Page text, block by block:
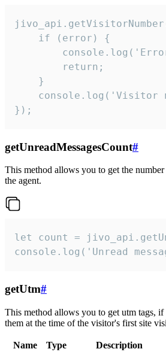
    if (error) {
        return;
    }
console.log('Visitor
});
getUnreadMessagesCount#
This method allows you to get the
the agent.
let count =
console.log('Unread
getUtm#
This method allows you to get utm tags,
them at the time of the visitor's first site
Name Type
Description